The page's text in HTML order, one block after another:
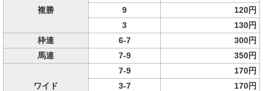
複勝
9
120円
3
130円
枠連
6-7
300円
馬連
7-9 350円
ワイド
7-9
170円
3-7
170円